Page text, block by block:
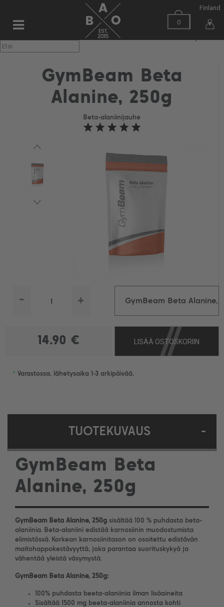
0
Finland
▼
GymBeam Beta
Alanine, 250g
Beta-alaniinijauhe
- + GymBeam Beta Alanine,
14.90 € LISÄÄ OSTOSKORIIN
• Varastossa, lähetysaika 1-3 arkipäivää.
TUOTEKUVAUS -
GymBeam Beta
Alanine, 250g
GymBeam Beta Alanine, 250g sisältää 100 % puhdasta beta-
alaniinia. Beta-alaniini edistää karnosiinin muodostumista
elimistössä. Korkean karnosiinitason on osoitettu edistävän
maitohappokestävyyttä, joka parantaa suorituskykyä ja
vähentää yleistä väsymystä.
GymBeam Beta Alanine, 250g:
100% puhdasta beeta-alaniinia ilman lisäaineita
Sisältää 1500 mg beeta-alaniinia annosta kohti